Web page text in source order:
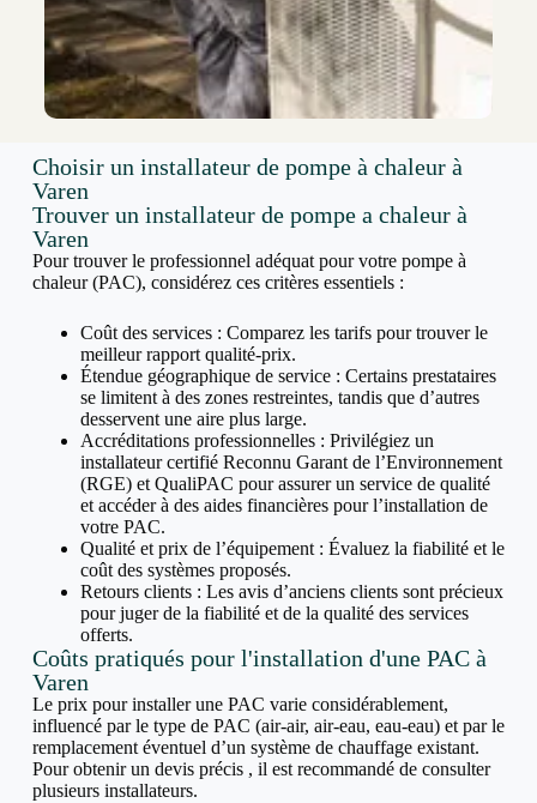
Choisir un installateur de pompe à chaleur à
Varen
Trouver un installateur de pompe a chaleur à
Varen
Pour trouver le professionnel adéquat pour votre pompe à
chaleur (PAC), considérez ces critères essentiels :
Coût des services : Comparez les tarifs pour trouver le
meilleur rapport qualité-prix.
Étendue géographique de service : Certains prestataires
se limitent à des zones restreintes, tandis que d’autres
desservent une aire plus large.
Accréditations professionnelles : Privilégiez un
installateur certifié Reconnu Garant de l’Environnement
(RGE) et QualiPAC pour assurer un service de qualité
et accéder à des aides financières pour l’installation de
votre PAC.
Qualité et prix de l’équipement : Évaluez la fiabilité et le
coût des systèmes proposés.
Retours clients : Les avis d’anciens clients sont précieux
pour juger de la fiabilité et de la qualité des services
offerts.
Coûts pratiqués pour l'installation d'une PAC à
Varen
Le prix pour installer une PAC varie considérablement,
influencé par le type de PAC (air-air, air-eau, eau-eau) et par le
remplacement éventuel d’un système de chauffage existant.
Pour obtenir un devis précis , il est recommandé de consulter
plusieurs installateurs.